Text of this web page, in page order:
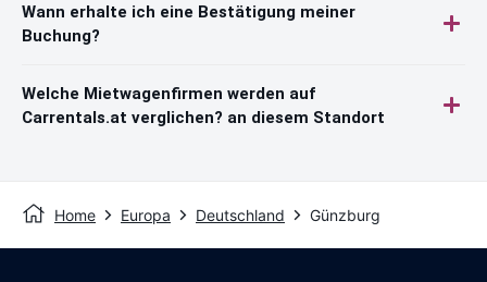
Wann erhalte ich eine Bestätigung meiner
Buchung?
Welche Mietwagenfirmen werden auf
Carrentals.at verglichen? an diesem Standort
Home Europa Deutschland Günzburg